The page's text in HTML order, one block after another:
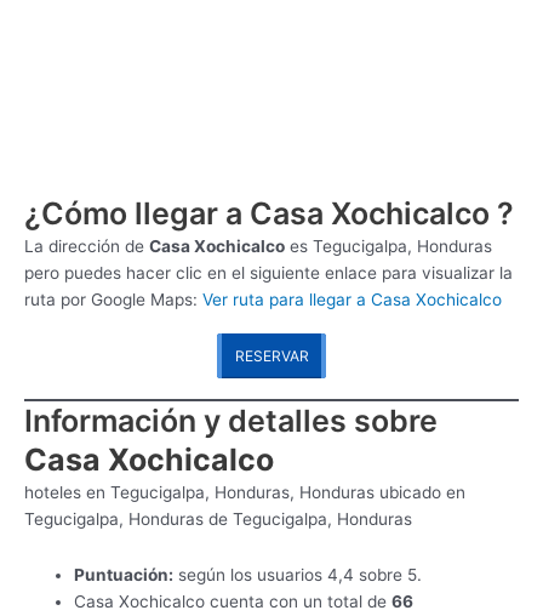
¿Cómo llegar a Casa Xochicalco ?
La dirección de Casa Xochicalco es Tegucigalpa, Honduras
pero puedes hacer clic en el siguiente enlace para visualizar la
ruta por Google Maps: Ver ruta para llegar a Casa Xochicalco
RESERVAR
Información y detalles sobre
Casa Xochicalco
hoteles en Tegucigalpa, Honduras, Honduras ubicado en
Tegucigalpa, Honduras de Tegucigalpa, Honduras
Puntuación: según los usuarios 4,4 sobre 5.
Casa Xochicalco cuenta con un total de66